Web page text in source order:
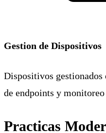
Gestion de Dispositivos
Dispositivos gestionados
de endpoints y
Practicas